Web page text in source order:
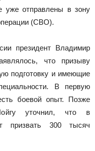
уже отправлены в зону
(СВО).
президент Владимир
что призыву
подготовку и имеющие
В первую
боевой опыт. Позже
уточнил, что в
призвать 300 тысяч